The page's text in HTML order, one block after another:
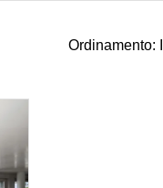
Ordinamento: